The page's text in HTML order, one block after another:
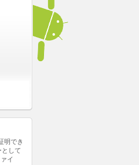
明でき
して
イ